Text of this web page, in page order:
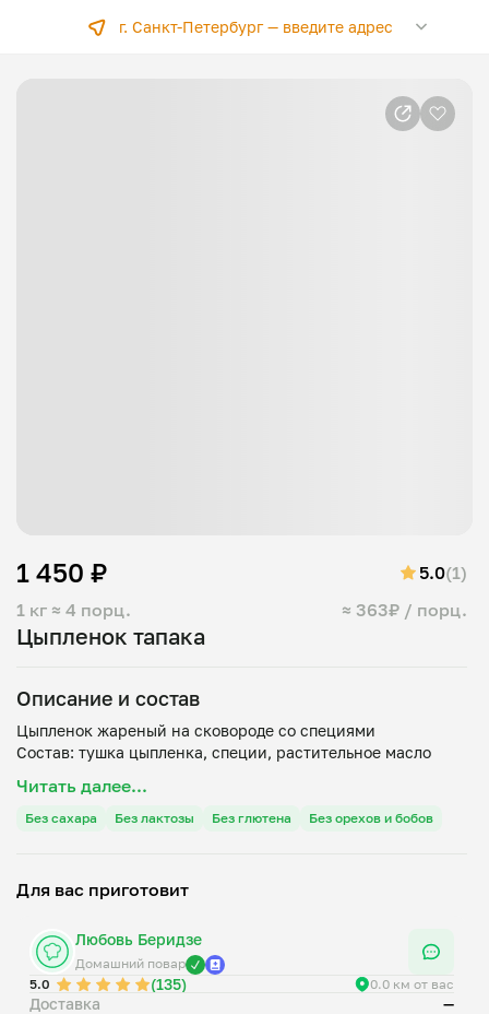
г. Санкт-Петербург —введите адрес
Цыпленок тапака
1 кг ≈ 4 порц. ≈ 363₽ / порц.
1 450 ₽ 5.0(1)
Описание и состав
Цыпленок жареный на сковороде со специями
Читать далее...
Без сахара Без лактозы Без глютена Без орехов и бобов
Для вас приготовит
Любовь Беридзе
Домашний повар
5.0
(135) 0.0 км от вас
Доставка —